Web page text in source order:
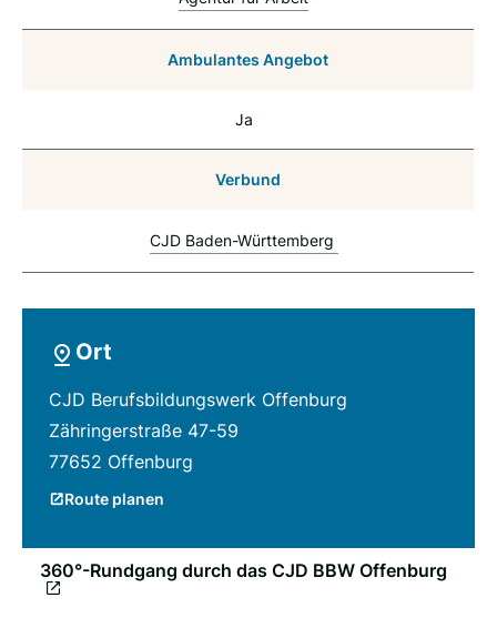
Ambulantes Angebot
Ja
Verbund
CJD Baden-Württemberg
Ort
CJD Berufsbildungswerk Offenburg
Zähringerstraße 47-59
77652 Offenburg
Route planen
360°-Rundgang durch das CJD BBW Offenburg